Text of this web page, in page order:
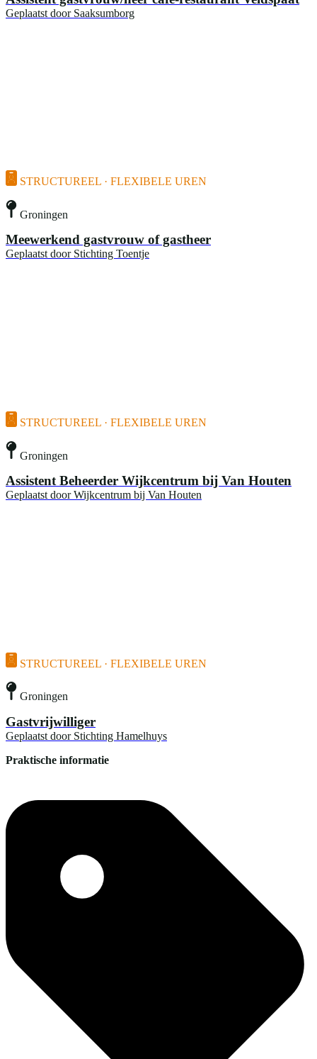
Geplaatst door Saaksumborg
STRUCTUREEL · FLEXIBELE UREN
Groningen
Meewerkend gastvrouw of gastheer
Geplaatst door Stichting Toentje
STRUCTUREEL · FLEXIBELE UREN
Groningen
Assistent Beheerder Wijkcentrum bij Van Houten
Geplaatst door Wijkcentrum bij Van Houten
STRUCTUREEL · FLEXIBELE UREN
Groningen
Gastvrijwilliger
Geplaatst door Stichting Hamelhuys
Praktische informatie